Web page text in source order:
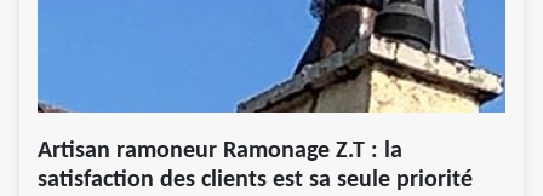
Artisan ramoneur Ramonage Z.T : la
satisfaction des clients est sa seule priorité